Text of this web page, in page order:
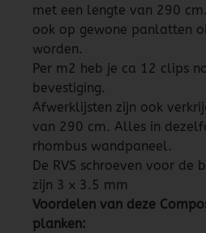
met een lengte van 290
ook op gewone panlatten
worden.
Per m2 heb je ca 12 clips
bevestiging.
Afwerklijsten zijn ook
van 290 cm. Alles in
rhombus wandpaneel.
De RVS schroeven voor de
zijn 3 x 3.5 mm
Voordelen van deze
planken: